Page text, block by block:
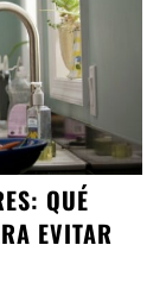
QUÉ
EVITAR